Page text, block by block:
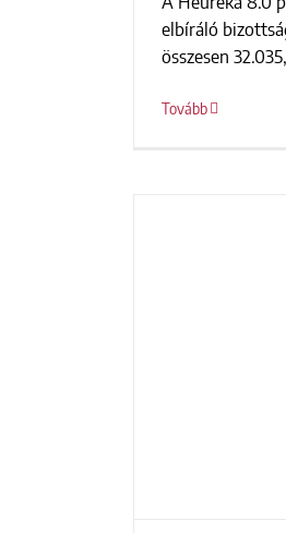
elbíráló
összesen
Tovább